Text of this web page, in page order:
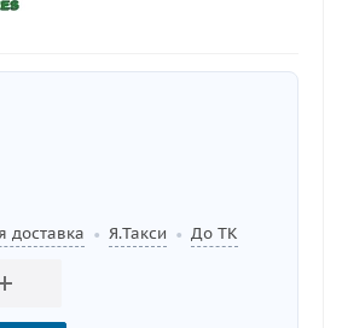
доставка • Я.Такси • До ТК